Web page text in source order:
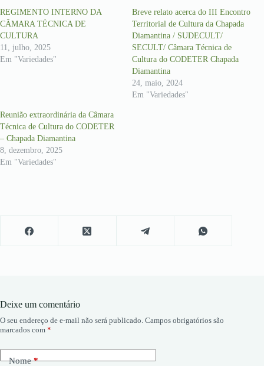
REGIMENTO INTERNO DA
CÂMARA TÉCNICA DE
CULTURA
11, julho, 2025
Em "Variedades"
Breve relato acerca do III Encontro
Territorial de Cultura da Chapada
Diamantina / SUDECULT/
SECULT/ Câmara Técnica de
Cultura do CODETER Chapada
Diamantina
24, maio, 2024
Em "Variedades"
Reunião extraordinária da Câmara
Técnica de Cultura do CODETER
– Chapada Diamantina
8, dezembro, 2025
Em "Variedades"
Deixe um comentário
O seu endereço de e-mail não será publicado. Campos obrigatórios são
marcados com *
Nome*